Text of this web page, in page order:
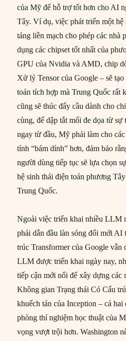
của Mỹ để hỗ trợ tốt hơn cho AI
Tây. Ví dụ, việc phát triển một hệ
tảng liền mạch cho phép các nhà
dụng các chipset tốt nhất của
GPU của Nvidia và AMD, chip
Xử lý Tensor của Google – sẽ
toán tích hợp mà Trung Quốc rất
cũng sẽ thúc đẩy cầu dành cho
cùng, để dập tắt mối đe dọa từ
ngay từ đầu, Mỹ phải làm cho
tính “bám dính” hơn, đảm bảo
người dùng tiếp tục sẽ lựa chọn
hệ sinh thái điện toán phương
Trung Quốc.
Ngoài việc triển khai nhiều LLM
phải dẫn đầu làn sóng đổi mới
trúc Transformer của Google vẫn
LLM được triển khai ngày nay,
tiếp cận mới nổi để xây dựng
Không gian Trạng thái Có Cấu
khuếch tán của Inception – cả hai
phòng thí nghiệm học thuật của
vọng vượt trội hơn. Washington